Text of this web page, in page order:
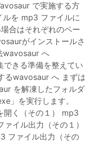
で実施する方
を mp3 ファイルに
合はそれぞれのペー
がインストールさ
wavosaur へ
きる準備を整えてい
るwavosaur へ まずは
を解凍したフォルダ
」を実行します。
開く（その１） mp3
イル出力（その１）
ファイル出力（その